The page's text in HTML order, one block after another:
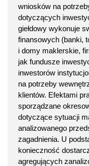
wniosków na
dotyczących
giełdowy wykonuje
finansowych (banki,
i domy maklerskie,
jak fundusze
inwestorów
na potrzeby
klientów. Efektami
sporządzane
dotyczące sytuacji
analizowanego
zagadnienia. U
konieczność
agregujących